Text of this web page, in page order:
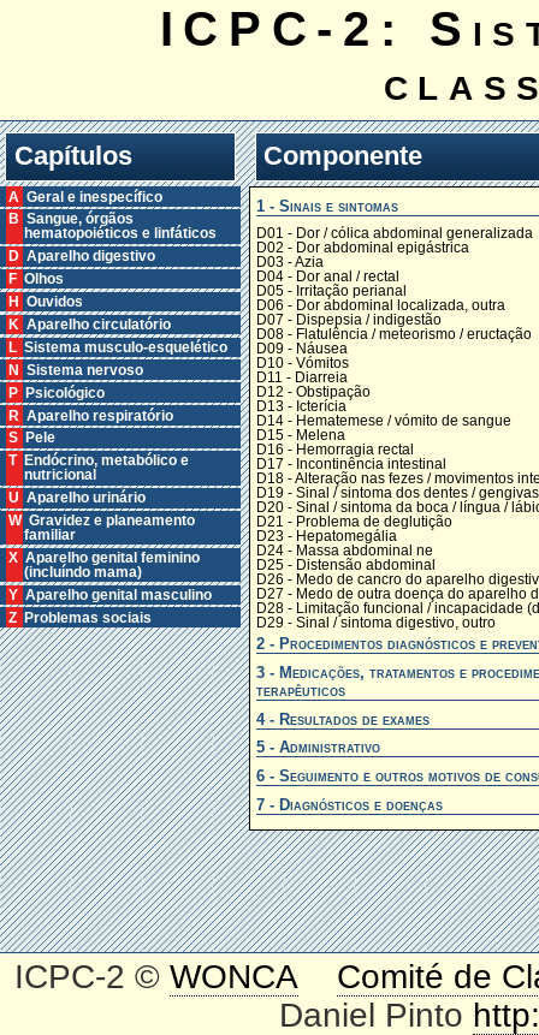
ICPC-2:
Capítulos
A Geral e inespecífico
B Sangue, órgãos
hematopoiéticos e linfáticos
D Aparelho digestivo
F Olhos
H Ouvidos
K Aparelho circulatório
L Sistema musculo-esquelético
N Sistema nervoso
P Psicológico
R Aparelho respiratório
S Pele
T Endócrino, metabólico e
nutricional
U Aparelho urinário
W Gravidez e planeamento
familiar
X Aparelho genital feminino
(incluíndo mama)
Y Aparelho genital masculino
Z Problemas sociais
Componente
1 - Sinais e sintomas
D01 - Dor / cólica abdominal generalizada
D02 - Dor abdominal epigástrica
D03 - Azia
D04 - Dor anal / rectal
D05 - Irritação perianal
D06 - Dor abdominal localizada, outra
D07 - Dispepsia / indigestão
D08 - Flatulência / meteorismo / eructação
D09 - Náusea
D10 - Vómitos
D11 - Diarreia
D12 - Obstipação
D13 - Icterícia
D14 - Hematemese / vómito de sangue
D15 - Melena
D16 - Hemorragia rectal
D17 - Incontinência intestinal
D18 - Alteração nas fezes / movimentos
D19 - Sinal / sintoma dos dentes / gengivas
D20 - Sinal / sintoma da boca / língua /
D21 - Problema de deglutição
D23 - Hepatomegália
D24 - Massa abdominal ne
D25 - Distensão abdominal
D26 - Medo de cancro do aparelho
D27 - Medo de outra doença do aparelho
D28 - Limitação funcional / incapacidade
D29 - Sinal / sintoma digestivo, outro
2 - Procedimentos diagnósticos e
3 - Medicações, tratamentos e
terapêuticos
4 - Resultados de exames
5 - Administrativo
6 - Seguimento e outros motivos de
7 - Diagnósticos e doenças
ICPC-2 ©WONCA
Comité de
Daniel Pinto